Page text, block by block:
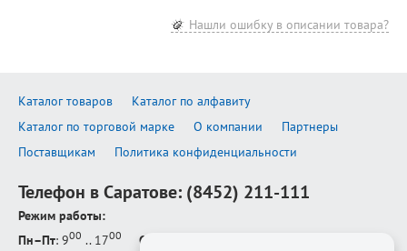
Нашли ошибку в описании товара?
Каталог товаров
Каталог по алфавиту
Каталог по торговой марке
О компании
Партнеры
Поставщикам
Политика конфиденциальности
Телефон в Саратове: (8452) 211-111
Режим работы:
Пн–Пт: 900 .. 1700 Сб–Вс